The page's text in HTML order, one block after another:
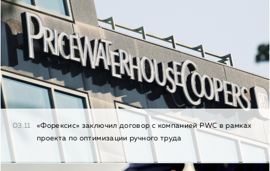
03.11
«Форексис» заключил договор с компанией PWC в рамках
проекта по оптимизации ручного труда